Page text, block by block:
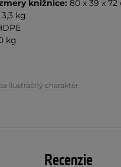
knižnice: 80 x 39 x 72
3,3 kg
kg
ilustračný charakter.
Recenzie